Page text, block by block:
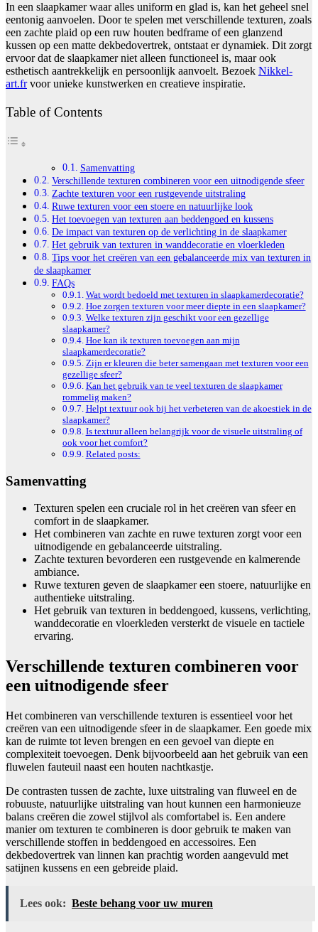
In een slaapkamer waar alles uniform en glad is, kan het geheel snel
eentonig aanvoelen. Door te spelen met verschillende texturen, zoals
een zachte plaid op een ruw houten bedframe of een glanzend
kussen op een matte dekbedovertrek, ontstaat er dynamiek. Dit zorgt
ervoor dat de slaapkamer niet alleen functioneel is, maar ook
esthetisch aantrekkelijk en persoonlijk aanvoelt. Bezoek Nikkel-
art.frvoor unieke kunstwerken en creatieve inspiratie.
Table of Contents
Samenvatting
Verschillende texturen combineren voor een uitnodigende sfeer
Zachte texturen voor een rustgevende uitstraling
Ruwe texturen voor een stoere en natuurlijke look
Het toevoegen van texturen aan beddengoed en kussens
De impact van texturen op de verlichting in de slaapkamer
Het gebruik van texturen in wanddecoratie en vloerkleden
Tips voor het creëren van een gebalanceerde mix van texturen in
de slaapkamer
FAQs
Wat wordt bedoeld met texturen in slaapkamerdecoratie?
Hoe zorgen texturen voor meer diepte in een slaapkamer?
Welke texturen zijn geschikt voor een gezellige
slaapkamer?
Hoe kan ik texturen toevoegen aan mijn
slaapkamerdecoratie?
Zijn er kleuren die beter samengaan met texturen voor een
gezellige sfeer?
Kan het gebruik van te veel texturen de slaapkamer
rommelig maken?
Helpt textuur ook bij het verbeteren van de akoestiek in de
slaapkamer?
Is textuur alleen belangrijk voor de visuele uitstraling of
ook voor het comfort?
Related posts:
Samenvatting
Texturen spelen een cruciale rol in het creëren van sfeer en
comfort in de slaapkamer.
Het combineren van zachte en ruwe texturen zorgt voor een
uitnodigende en gebalanceerde uitstraling.
Zachte texturen bevorderen een rustgevende en kalmerende
ambiance.
Ruwe texturen geven de slaapkamer een stoere, natuurlijke en
authentieke uitstraling.
Het gebruik van texturen in beddengoed, kussens, verlichting,
wanddecoratie en vloerkleden versterkt de visuele en tactiele
ervaring.
Verschillende texturen combineren voor
een uitnodigende sfeer
Het combineren van verschillende texturen is essentieel voor het
creëren van een uitnodigende sfeer in de slaapkamer. Een goede mix
kan de ruimte tot leven brengen en een gevoel van diepte en
complexiteit toevoegen. Denk bijvoorbeeld aan het gebruik van een
fluwelen fauteuil naast een houten nachtkastje.
De contrasten tussen de zachte, luxe uitstraling van fluweel en de
robuuste, natuurlijke uitstraling van hout kunnen een harmonieuze
balans creëren die zowel stijlvol als comfortabel is. Een andere
manier om texturen te combineren is door gebruik te maken van
verschillende stoffen in beddengoed en accessoires. Een
dekbedovertrek van linnen kan prachtig worden aangevuld met
satijnen kussens en een gebreide plaid.
Lees ook: Beste behang voor uw muren